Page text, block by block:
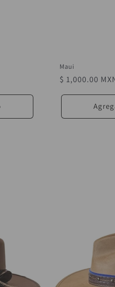
Maui
Precio
$ 1,000.00